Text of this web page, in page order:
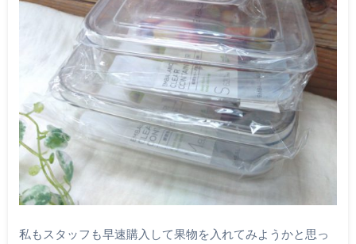
私もスタッフも早速購入して果物を入れてみようかと思っ